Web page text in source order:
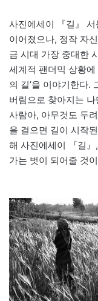
사진에세이 『길』
이어졌으나, 정작 자
금 시대 가장 중대한
세계적 팬더믹 상황
의 길’을 이야기한다.
버림으로 찾아지는
사람아, 아무것도 두
을 걸으면 길이 시작
해 사진에세이 『길』,
가는 벗이 되어줄 것